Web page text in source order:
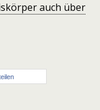
auch über